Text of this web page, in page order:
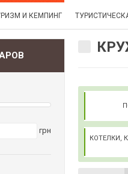
И КЕМПИНГ
грн
КОТЕЛКИ,